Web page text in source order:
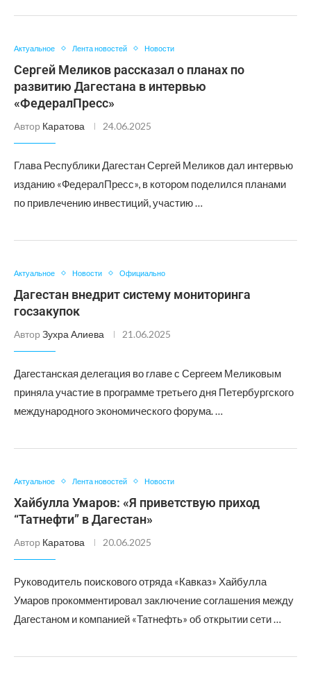
Актуальное Лента новостей Новости
Сергей Меликов рассказал о планах по
развитию Дагестана в интервью
«ФедералПресс»
Автор Каратова 24.06.2025
Глава Республики Дагестан Сергей Меликов дал интервью
изданию «ФедералПресс», в котором поделился планами
по привлечению инвестиций, участию …
Актуальное Новости Официально
Дагестан внедрит систему мониторинга
госзакупок
Автор Зухра Алиева 21.06.2025
Дагестанская делегация во главе с Сергеем Меликовым
приняла участие в программе третьего дня Петербургского
международного экономического форума. …
Актуальное Лента новостей Новости
Хайбулла Умаров: «Я приветствую приход
“Татнефти” в Дагестан»
Автор Каратова 20.06.2025
Руководитель поискового отряда «Кавказ» Хайбулла
Умаров прокомментировал заключение соглашения между
Дагестаном и компанией «Татнефть» об открытии сети …